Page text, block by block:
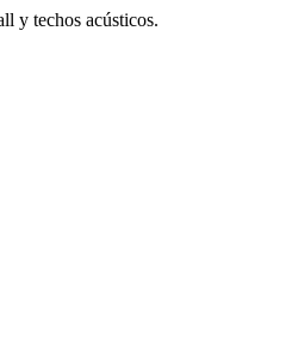
y techos acústicos.